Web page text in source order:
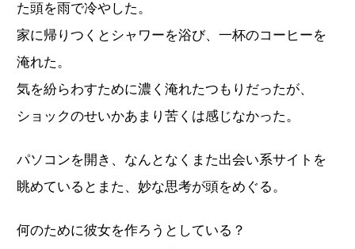
た頭を雨で冷やした。
家に帰りつくとシャワーを浴び、一杯のコーヒーを
淹れた。
気を紛らわすために濃く淹れたつもりだったが、
ショックのせいかあまり苦くは感じなかった。
パソコンを開き、なんとなくまた出会い系サイトを
眺めているとまた、妙な思考が頭をめぐる。
何のために彼女を作ろうとしている？